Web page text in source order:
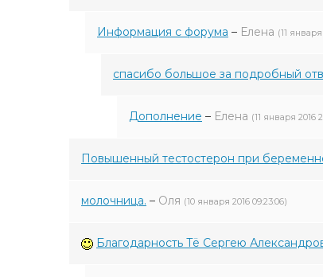
Информация с форума – Елена (11 января
спасибо большое за подробный
Дополнение – Елена (11 января 2016
Повышенный тестостерон при
молочница. – Оля (10 января 2016 09:23:06)
Благодарность Тё Сергею